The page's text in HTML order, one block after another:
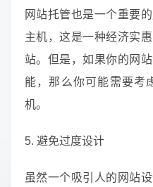
网站托管也是一个重要
主机，这是一种经济实
站。但是，如果你的网
能，那么你可能需要考
机。
5. 避免过度设计
虽然一个吸引人的网站